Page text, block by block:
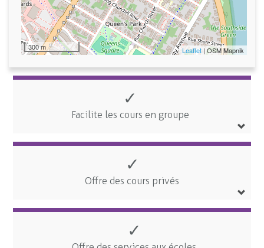
300 m Leaflet | OSM Mapnik
✓
Facilite les cours en groupe
✓
Offre des cours privés
✓